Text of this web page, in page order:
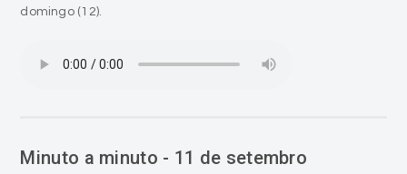
domingo (12).
Minuto a minuto - 11 de setembro